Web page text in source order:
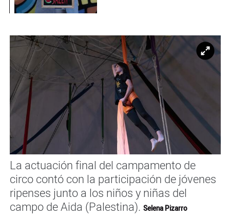
La actuación final del campamento de
circo contó con la participación de jóvenes
ripenses junto a los niños y niñas del
campo de Aida (Palestina). Selena Pizarro